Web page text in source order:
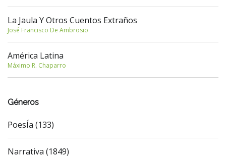
La Jaula Y Otros Cuentos Extraños
José Francisco De Ambrosio
América Latina
Máximo R. Chaparro
Géneros
PoesÍa (133)
Narrativa (1849)